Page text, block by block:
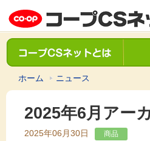
ホーム ニュース
2025年6月アー
2025年06月30日 商品